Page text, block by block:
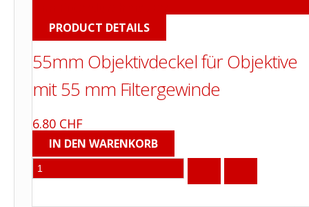
PRODUCT DETAILS
55mm Objektivdeckel für Objektive
mit 55 mm Filtergewinde
6.80 CHF